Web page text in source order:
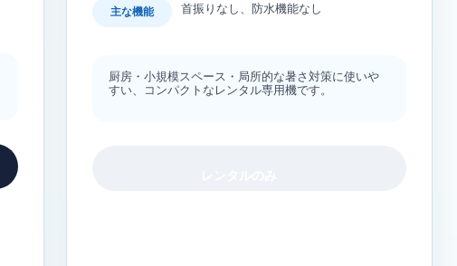
主な機能 首振りなし、防水機能なし
厨房・小規模スペース・局所的な暑さ対策に使いや
すい、コンパクトなレンタル専用機です。